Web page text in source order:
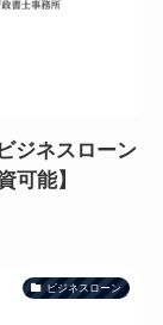
ジネスローン
可能】
ビジネスローン